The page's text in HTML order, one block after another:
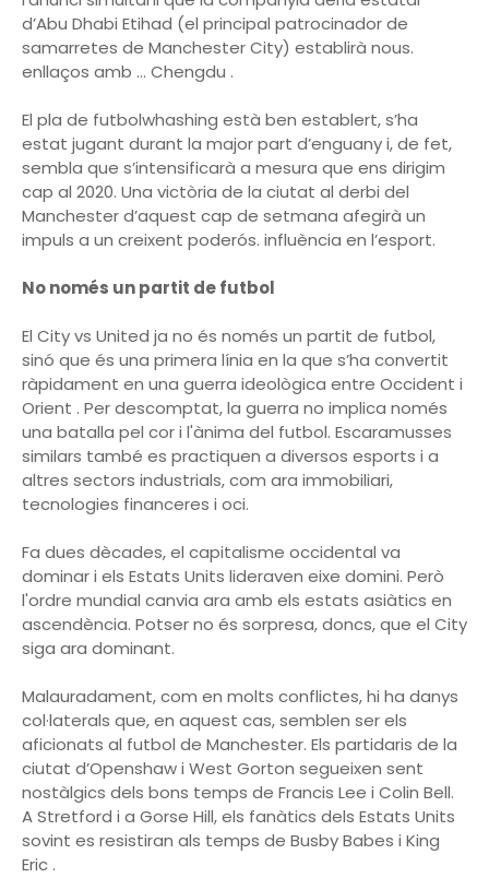
d’Abu Dhabi Etihad (el principal patrocinador de
samarretes de Manchester City) establirà nous.
enllaços amb ... Chengdu .
El pla de futbolwhashing està ben establert, s’ha
estat jugant durant la major part d’enguany i, de fet,
sembla que s’intensificarà a mesura que ens dirigim
cap al 2020. Una victòria de la ciutat al derbi del
Manchester d’aquest cap de setmana afegirà un
impuls a un creixent poderós. influència en l’esport.
No només un partit de futbol
El City vs United ja no és només un partit de futbol, ​​
sinó que és una primera línia en la que s’ha convertit
ràpidament en una guerra ideològica entre Occident i
Orient . Per descomptat, la guerra no implica només
una batalla pel cor i l'ànima del futbol. Escaramusses
similars també es practiquen a diversos esports i a
altres sectors industrials, com ara immobiliari,
tecnologies financeres i oci.
Fa dues dècades, el capitalisme occidental va
dominar i els Estats Units lideraven eixe domini. Però
l'ordre mundial canvia ara amb els estats asiàtics en
ascendència. Potser no és sorpresa, doncs, que el City
siga ara dominant.
Malauradament, com en molts conflictes, hi ha danys
col·laterals que, en aquest cas, semblen ser els
aficionats al futbol de Manchester. Els partidaris de la
ciutat d’Openshaw i West Gorton segueixen sent
nostàlgics dels bons temps de Francis Lee i Colin Bell.
A Stretford i a Gorse Hill, els fanàtics dels Estats Units
sovint es resistiran als temps de Busby Babes i King
Eric .